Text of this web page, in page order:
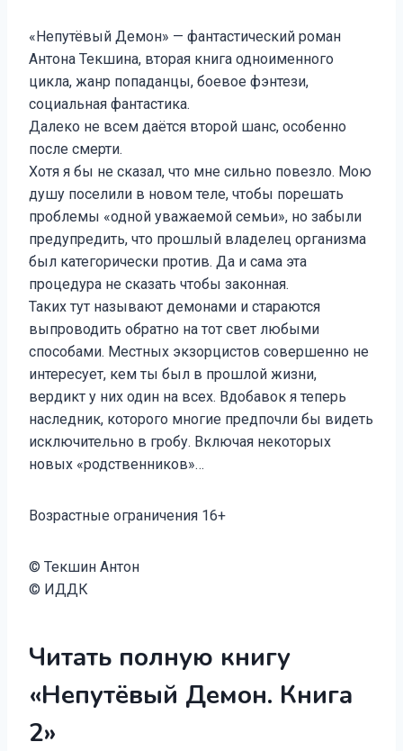
«Непутёвый Демон» — фантастический роман
Антона Текшина, вторая книга одноименного
цикла, жанр попаданцы, боевое фэнтези,
социальная фантастика.
Далеко не всем даётся второй шанс, особенно
после смерти.
Хотя я бы не сказал, что мне сильно повезло. Мою
душу поселили в новом теле, чтобы порешать
проблемы «одной уважаемой семьи», но забыли
предупредить, что прошлый владелец организма
был категорически против. Да и сама эта
процедура не сказать чтобы законная.
Таких тут называют демонами и стараются
выпроводить обратно на тот свет любыми
способами. Местных экзорцистов совершенно не
интересует, кем ты был в прошлой жизни,
вердикт у них один на всех. Вдобавок я теперь
наследник, которого многие предпочли бы видеть
исключительно в гробу. Включая некоторых
новых «родственников»…
Возрастные ограничения 16+
© Текшин Антон
© ИДДК
Читать полную книгу
«Непутёвый Демон. Книга
2»